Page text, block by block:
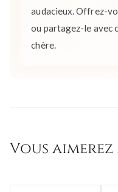
audacieux. Offrez-
ou partagez-le avec
chère.
Vous aimerez